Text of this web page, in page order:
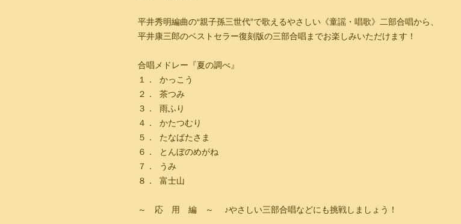
​平井秀明編曲の“親子孫三世代”で歌えるやさしい《童謡・唱歌》二部合唱から、
平井康三郎のベストセラー復刻版の三部合唱までお楽しみいただけます！
合唱メドレー『夏の調べ』
１． かっこう
２．
茶つみ
３ ．
雨ふり
４ ．
かたつむり
５ ．
たなばたさま
６ ．
とんぼのめがね
７ ．
うみ
８ ． 富士山
～ 応 用 編 ～ ♪やさしい三部合唱などにも挑戦しましょう！